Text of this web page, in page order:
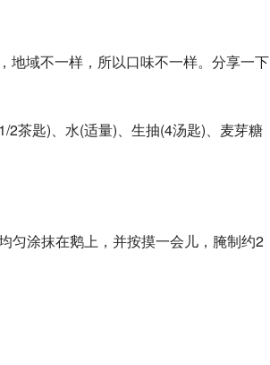
地域不一样，所以口味不一样。分享一下
2茶匙)、水(适量)、生抽(4汤匙)、麦芽糖
匀涂抹在鹅上，并按摸一会儿，腌制约2